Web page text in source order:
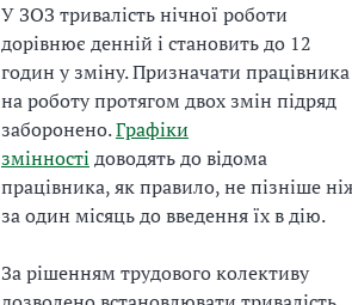
У ЗОЗ тривалість нічної роботи
дорівнює денній і становить до 12
годин у зміну. Призначати працівника
на роботу протягом двох змін підряд
заборонено.Графіки
змінності доводять до відома
працівника, як правило, не пізніше
за один місяць до введення їх в дію.
За рішенням трудового колективу